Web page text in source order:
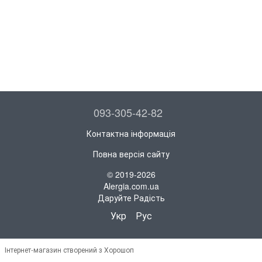
093-305-42-82
Контактна інформація
Повна версія сайту
© 2019-2026
Alergia.com.ua
Даруйте Радість
Укр Рус
Інтернет-магазин створений з Хорошоп